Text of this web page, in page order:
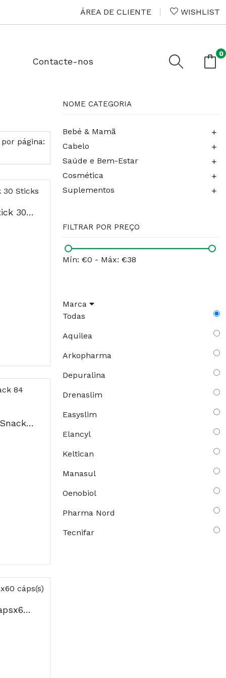
ÁREA DE CLIENTE WISHLIST
Contacte-nos
0
página:
Depuralina Bomba Stick 30 Sticks
Depuralina Cut Anti-Snack 84 cápsulas
Depuralina Expres Capsx60 cáps(s)
NOME CATEGORIA
Bebé & Mamã +
Cabelo +
Saúde e Bem-Estar +
Cosmética +
Suplementos +
FILTRAR POR PREÇO
Mín: €0 - Máx: €38
Marca
Todas
Aquilea
Arkopharma
Depuralina
Drenaslim
Easyslim
Elancyl
Keltican
Manasul
Oenobiol
Pharma Nord
Tecnifar